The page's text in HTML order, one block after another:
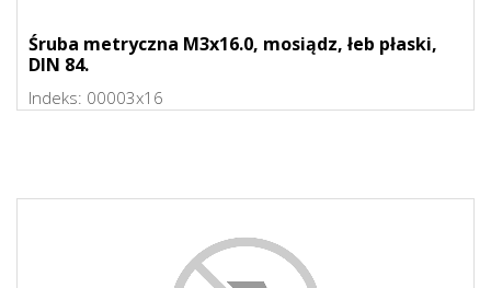
Śruba metryczna M3x16.0, mosiądz, łeb płaski,
DIN 84.
Indeks: 00003x16